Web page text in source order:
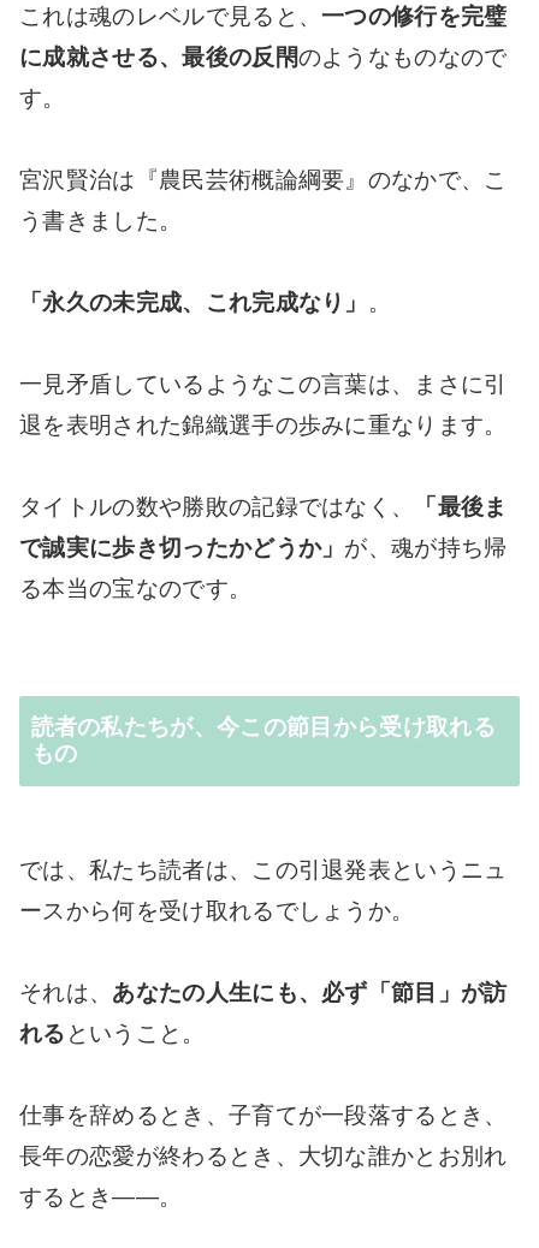
これは魂のレベルで見ると、一つの修行を完璧
に成就させる、最後の反閇のようなものなので
す。
宮沢賢治は『農民芸術概論綱要』のなかで、こ
う書きました。
「永久の未完成、これ完成なり」 。
一見矛盾しているようなこの言葉は、まさに引
退を表明された錦織選手の歩みに重なります。
タイトルの数や勝敗の記録ではなく、
「最後ま
で誠実に歩き切ったかどうか」 が、魂が持ち帰
る本当の宝なのです。
読者の私たちが、今この節目から受け取れる
もの
では、私たち読者は、この引退発表というニュ
ースから何を受け取れるでしょうか。
それは、 あなたの人生にも、必ず「節目」が訪
れる ということ。
仕事を辞めるとき、子育てが一段落するとき、
長年の恋愛が終わるとき、大切な誰かとお別れ
するとき――。